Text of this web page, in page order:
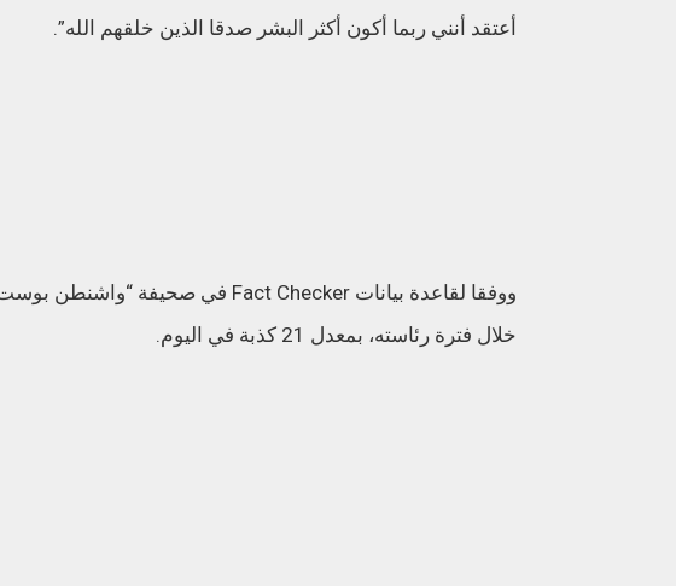
أعتقد أنني ربما أكون أكثر البشر صدقا الذين خلقهم الله”.
خلال فترة رئاسته، بمعدل 21 كذبة في اليوم.